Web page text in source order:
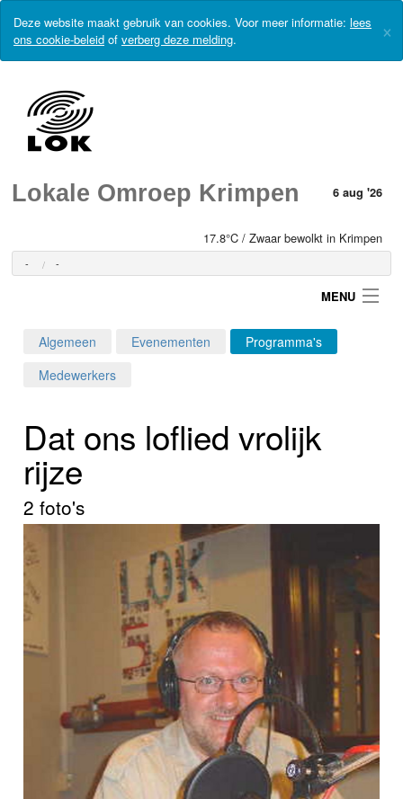
Deze website maakt gebruik van cookies. Voor meer informatie: lees
ons cookie-beleid of verberg deze melding. ×
Lokale Omroep Krimpen 6 aug '26
17.8°C / Zwaar bewolkt in Krimpen
- -
MENU
Programma's
Nieuws
Webcam
Algemeen Evenementen
Programma's
Medewerkers
Dat ons loflied vrolijk
rijze
2 foto's